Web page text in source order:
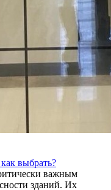
выбрать?
важным
зданий. Их